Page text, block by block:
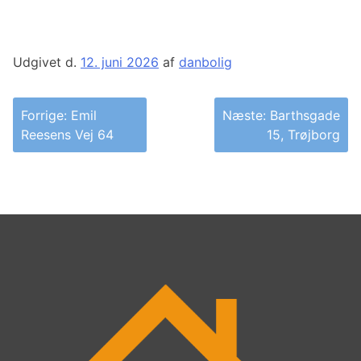
Udgivet d. 12. juni 2026 af danbolig
Indlægsnavigation
Forrige: Emil
Reesens Vej 64
Næste: Barthsgade
15, Trøjborg